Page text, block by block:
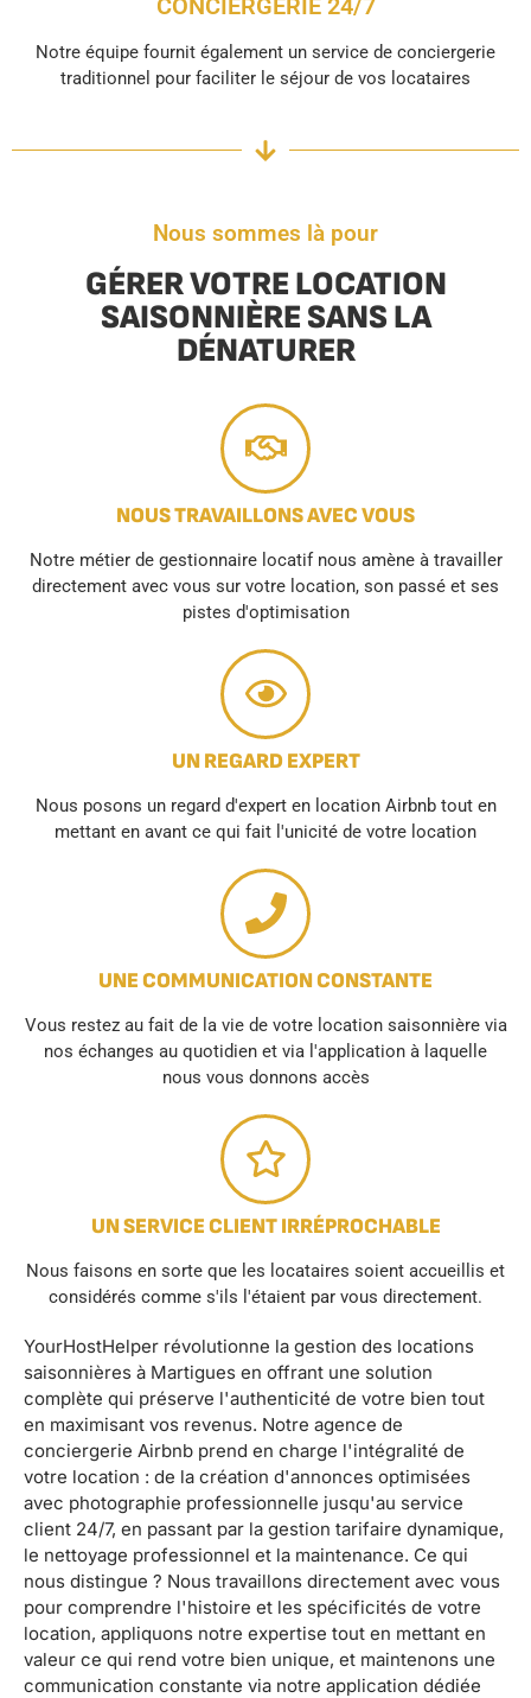
Notre équipe fournit également un service de conciergerie
traditionnel pour faciliter le séjour de vos locataires
Nous sommes là pour
GÉRER VOTRE LOCATION
SAISONNIÈRE SANS LA
DÉNATURER
NOUS TRAVAILLONS AVEC VOUS
Notre métier de gestionnaire locatif nous amène à travailler
directement avec vous sur votre location, son passé et ses
pistes d'optimisation
UN REGARD EXPERT
Nous posons un regard d'expert en location Airbnb tout en
mettant en avant ce qui fait l'unicité de votre location
UNE COMMUNICATION CONSTANTE
Vous restez au fait de la vie de votre location saisonnière via
nos échanges au quotidien et via l'application à laquelle
nous vous donnons accès
UN SERVICE CLIENT IRRÉPROCHABLE
Nous faisons en sorte que les locataires soient accueillis et
considérés comme s'ils l'étaient par vous directement.
YourHostHelper révolutionne la gestion des locations
saisonnières à Martigues en offrant une solution
complète qui préserve l'authenticité de votre bien tout
en maximisant vos revenus. Notre agence de
conciergerie Airbnb prend en charge l'intégralité de
votre location : de la création d'annonces optimisées
avec photographie professionnelle jusqu'au service
client 24/7, en passant par la gestion tarifaire dynamique,
le nettoyage professionnel et la maintenance. Ce qui
nous distingue ? Nous travaillons directement avec vous
pour comprendre l'histoire et les spécificités de votre
location, appliquons notre expertise tout en mettant en
valeur ce qui rend votre bien unique, et maintenons une
communication constante via notre application dédiée